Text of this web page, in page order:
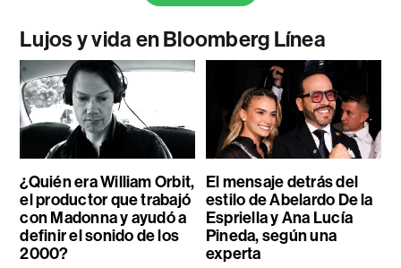
Lujos y vida en Bloomberg Línea
¿Quién era William Orbit,
el productor que trabajó
con Madonna y ayudó a
definir el sonido de los
2000?
El mensaje detrás del
estilo de Abelardo De la
Espriella y Ana Lucía
Pineda, según una
experta